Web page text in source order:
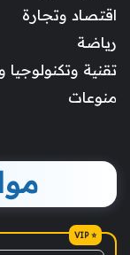
اقتصاد وتجارة
رياضة
تقنية وتكنولوجيا
منوعات